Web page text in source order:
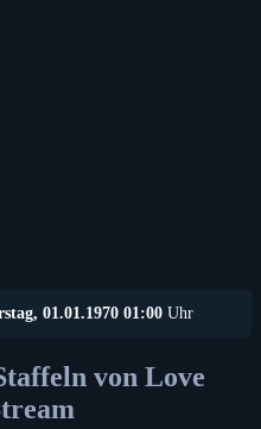
01.01.1970 01:00 Uhr
von Love